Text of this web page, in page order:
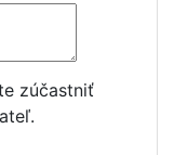
zúčastniť